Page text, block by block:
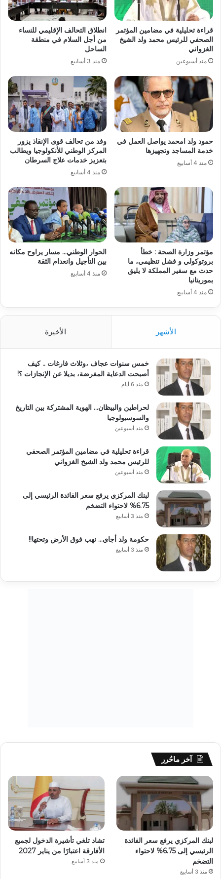
قراءة تحليلية في مضامين المؤتمر
الصحفي للرئيس محمد ولد الشيخ
الغزواني
منذ أسبوعين
انطلاق التحالف الإقليمي للنساء
من أجل السلام في منطقة
الساحل
منذ 3 أسابيع
حمود ولد امحمد يواصل العمل في
خدمة المساجد وتجهيزها
منذ 4 أسابيع
وفد من تحالف قوى الإنقاذ يزور
المركز الوطني للأنكولوجيا ويطالب
بتعزيز خدمات علاج السرطان
منذ 4 أسابيع
مؤتمر وزارة الصحة : خطأ
بروتوكولي و فشل تنظيمي، ما
حدث مع سفير المملكة لا يليق
بموريتانيا
منذ 4 أسابيع
الحوار الوطني… مسار يراوح مكانه
بين التأجيل وانعدام الثقة
منذ 4 أسابيع
الأشهر الأخيرة
خمس سنوات عجاف ،وثلاث فارغات .. كيف
أصبحت الدعاية المغرضة، بديلا عن الإنجازات ؟!
منذ 6 أيام
لحراطين والبيظان… الهوية المشتركة بين التاريخ
والسوسيولوجيا
منذ أسبوعين
قراءة تحليلية في مضامين المؤتمر الصحفي
للرئيس محمد ولد الشيخ الغزواني
منذ أسبوعين
لبنك المركزي يرفع سعر الفائدة الرئيسي إلى
6.75% لاحتواء التضخم
منذ 3 أسابيع
حكومة ولد أجاي… نهب فوق الأرض وتحتها!!
منذ 3 أسابيع
آخر ماحُرر
لبنك المركزي يرفع سعر الفائدة
الرئيسي إلى 6.75% لاحتواء
التضخم
منذ 3 أسابيع
تشاد تلغي تأشيرة الدخول لجميع
الأفارقة اعتبارًا من يناير 2027
منذ 3 أسابيع